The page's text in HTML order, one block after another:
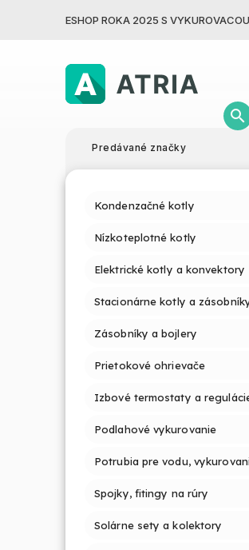
ESHOP ROKA 2025 S
Predávané značky
Kondenzačné kotly
Nízkoteplotné kotly
Elektrické kotly a konvektory
Stacionárne kotly a
Zásobníky a bojlery
Prietokové ohrievače
Izbové termostaty a
Podlahové vykurovanie
Potrubia pre vodu,
Spojky, fitingy na rúry
Solárne sety a kolektory